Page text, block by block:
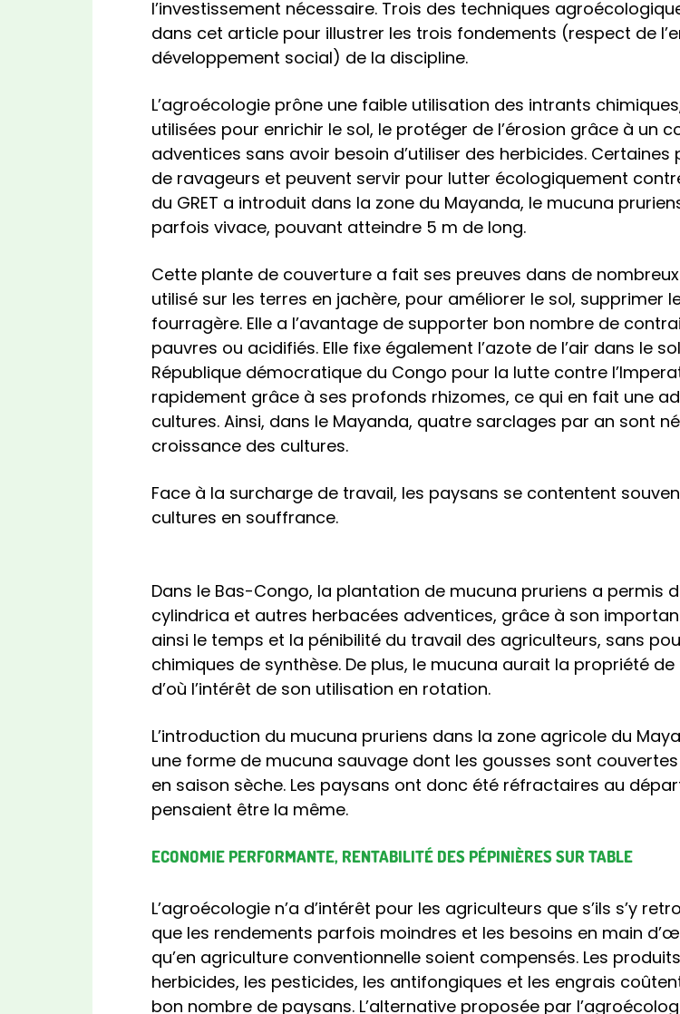
l’investissement nécessaire. Trois des techniques
dans cet article pour illustrer les trois fondements (respect de
développement social) de la discipline.
L’agroécologie prône une faible utilisation des intrants
utilisées pour enrichir le sol, le protéger de l’érosion grâce à un
adventices sans avoir besoin d’utiliser des herbicides.
de ravageurs et peuvent servir pour lutter écologiquement
du GRET a introduit dans la zone du Mayanda, le mucuna
parfois vivace, pouvant atteindre 5 m de long.
Cette plante de couverture a fait ses preuves dans de
utilisé sur les terres en jachère, pour améliorer le sol, supprimer
fourragère. Elle a l’avantage de supporter bon nombre de
pauvres ou acidifiés. Elle fixe également l’azote de l’air dans le
République démocratique du Congo pour la lutte contre
rapidement grâce à ses profonds rhizomes, ce qui en fait une
cultures. Ainsi, dans le Mayanda, quatre sarclages par an sont
croissance des cultures.
Face à la surcharge de travail, les paysans se contentent
cultures en souffrance.
Dans le Bas-Congo, la plantation de mucuna pruriens a
cylindrica et autres herbacées adventices, grâce à son
ainsi le temps et la pénibilité du travail des agriculteurs, sans
chimiques de synthèse. De plus, le mucuna aurait la propriété
d’où l’intérêt de son utilisation en rotation.
L’introduction du mucuna pruriens dans la zone agricole du
une forme de mucuna sauvage dont les gousses sont
en saison sèche. Les paysans ont donc été réfractaires au
pensaient être la même.
ECONOMIE PERFORMANTE, RENTABILITÉ DES PÉPINIÈRES SUR TABLE
L’agroécologie n’a d’intérêt pour les agriculteurs que s’ils s’y
que les rendements parfois moindres et les besoins en main
qu’en agriculture conventionnelle soient compensés. Les
herbicides, les pesticides, les antifongiques et les engrais
bon nombre de paysans. L’alternative proposée par